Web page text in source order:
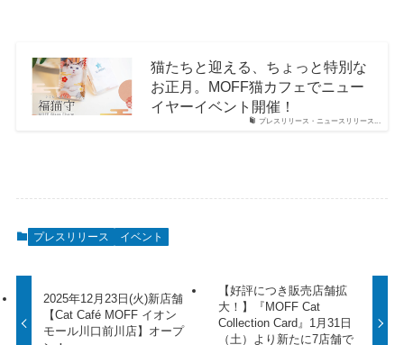
プレスリリース・ニュースリリース...
猫たちと迎える、ちょっと特別な
お正月。MOFF猫カフェでニュー
イヤーイベント開催！
プレスリリース イベント
2025年12月23日(火)新店舗
【Cat Café MOFF イオン
モール川口前川店】オープ
【好評につき販売店舗拡
大！】『MOFF Cat
Collection Card』1月31日
（土）より新たに7店舗で